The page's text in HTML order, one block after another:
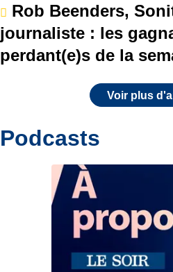
Rob Beenders,
journaliste : les
perdant(e)s de la
Voir plus
Podcasts